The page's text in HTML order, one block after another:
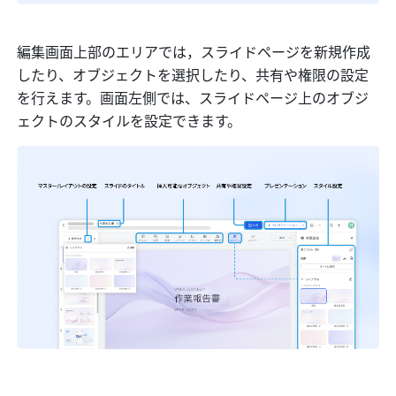
編集画面上部のエリアでは，スライドページを新規作成
したり、オブジェクトを選択したり、共有や権限の設定
を行えます。画面左側では、スライドページ上のオブジ
ェクトのスタイルを設定できます。